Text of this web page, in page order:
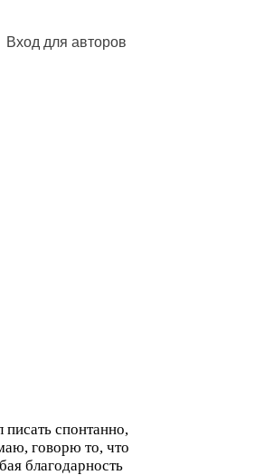
Вход для авторов
спонтанно,
говорю то, что
благодарность